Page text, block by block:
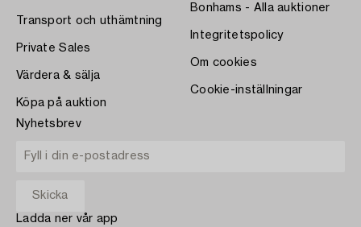
Transport och uthämtning
Private Sales
Värdera & sälja
Köpa på auktion
Bonhams - Alla auktioner
Integritetspolicy
Om cookies
Cookie-inställningar
Nyhetsbrev
Ladda ner vår app